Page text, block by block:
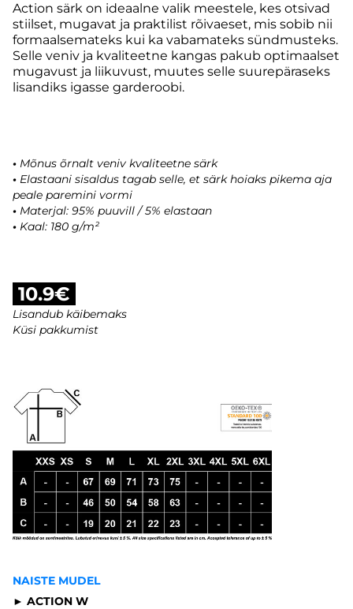
Action särk on ideaalne valik meestele, kes otsivad
stiilset, mugavat ja praktilist rõivaeset, mis sobib nii
formaalsemateks kui ka vabamateks sündmusteks.
Selle veniv ja kvaliteetne kangas pakub optimaalset
mugavust ja liikuvust, muutes selle suurepäraseks
lisandiks igasse garderoobi.
• Mõnus õrnalt veniv kvaliteetne särk
• Elastaani sisaldus tagab selle, et särk hoiaks pikema aja
peale paremini vormi
• Materjal: 95% puuvill / 5% elastaan
• Kaal: 180 g/m²
10.9€
Lisandub käibemaks
Küsi pakkumist
NAISTE MUDEL
► ACTION W